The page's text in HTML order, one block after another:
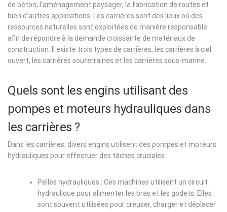
de béton, l’aménagement paysager, la fabrication de routes et
bien d’autres applications. Les carrières sont des lieux où des
ressources naturelles sont exploitées de manière responsable
afin de répondre à la demande croissante de matériaux de
construction. Il existe trois types de carrières, les carrières à ciel
ouvert, les carrières souterraines et les carrières sous-marine.
Quels sont les engins utilisant des
pompes et moteurs hydrauliques dans
les carrières ?
Dans les carrières, divers engins utilisent des pompes et moteurs
hydrauliques pour effectuer des tâches cruciales :
Pelles hydrauliques : Ces machines utilisent un circuit
hydraulique pour alimenter les bras et les godets. Elles
sont souvent utilisées pour creuser, charger et déplacer